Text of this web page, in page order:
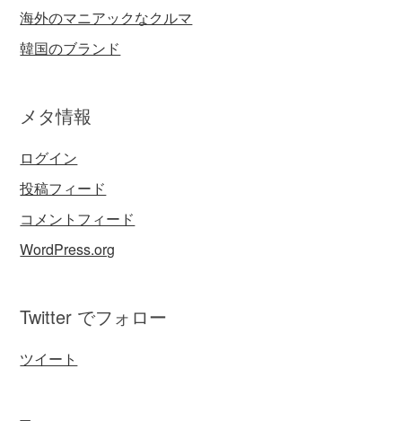
海外のマニアックなクルマ
韓国のブランド
メタ情報
ログイン
投稿フィード
コメントフィード
WordPress.org
Twitter でフォロー
ツイート